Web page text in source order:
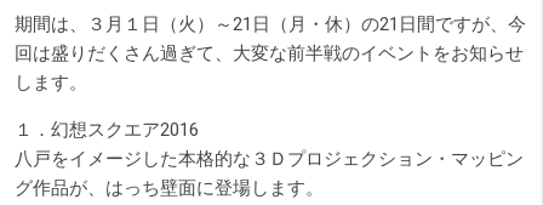
期間は、３月１日（火）～21日（月・休）の21日間ですが、今
回は盛りだくさん過ぎて、大変な前半戦のイベントをお知らせ
します。
１．幻想スクエア2016
八戸をイメージした本格的な３Ｄプロジェクション・マッピン
グ作品が、はっち壁面に登場します。